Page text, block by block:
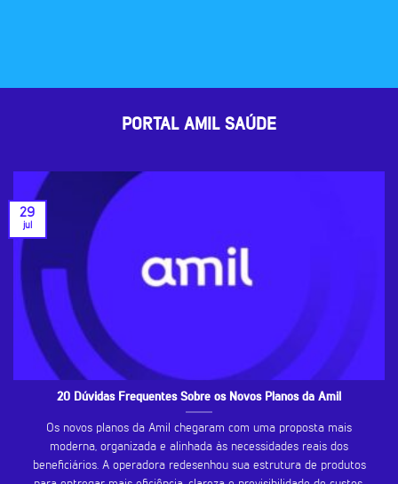
PORTAL AMIL SAÚDE
20 Dúvidas Frequentes Sobre os Novos Planos da Amil
Os novos planos da Amil chegaram com uma proposta mais
moderna, organizada e alinhada às necessidades reais dos
beneficiários. A operadora redesenhou sua estrutura de produtos
29
jul